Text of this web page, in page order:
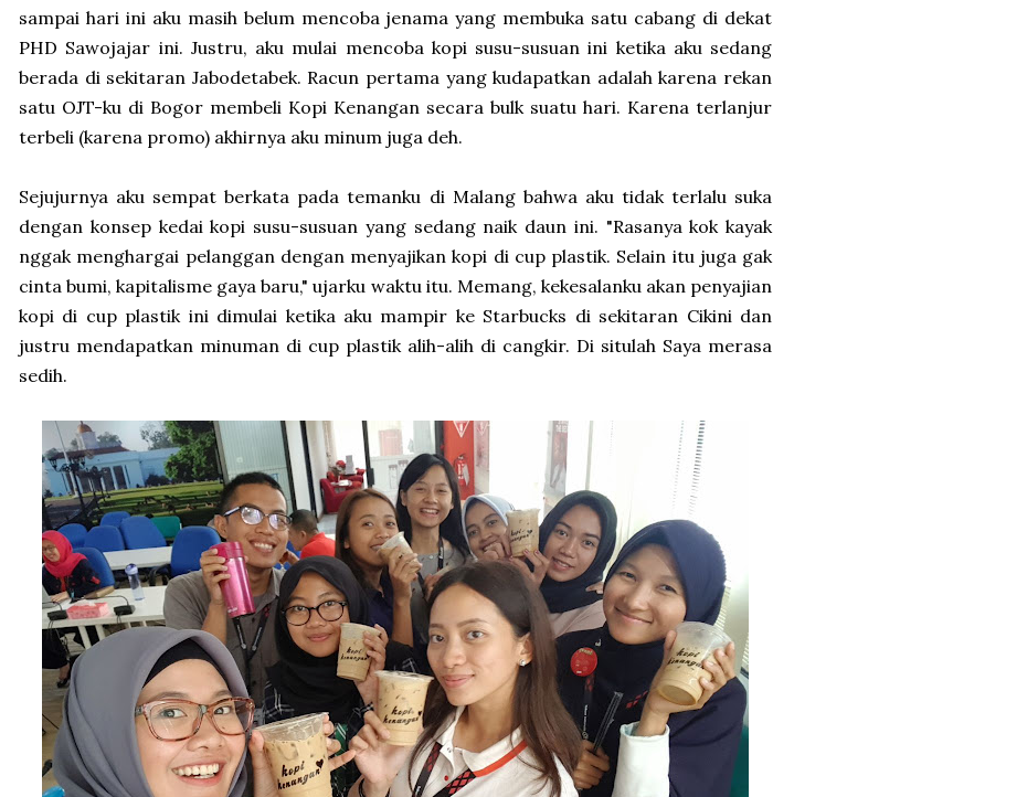
sampai hari ini aku masih belum mencoba jenama yang membuka satu cabang di dekat
PHD Sawojajar ini. Justru, aku mulai mencoba kopi susu-susuan ini ketika aku sedang
berada di sekitaran Jabodetabek. Racun pertama yang kudapatkan adalah karena rekan
satu OJT-ku di Bogor membeli Kopi Kenangan secara bulk suatu hari. Karena terlanjur
terbeli (karena promo) akhirnya aku minum juga deh.
Sejujurnya aku sempat berkata pada temanku di Malang bahwa aku tidak terlalu suka
dengan konsep kedai kopi susu-susuan yang sedang naik daun ini. "Rasanya kok kayak
nggak menghargai pelanggan dengan menyajikan kopi di cup plastik. Selain itu juga gak
cinta bumi, kapitalisme gaya baru," ujarku waktu itu. Memang, kekesalanku akan penyajian
kopi di cup plastik ini dimulai ketika aku mampir ke Starbucks di sekitaran Cikini dan
justru mendapatkan minuman di cup plastik alih-alih di cangkir. Di situlah Saya merasa
sedih.